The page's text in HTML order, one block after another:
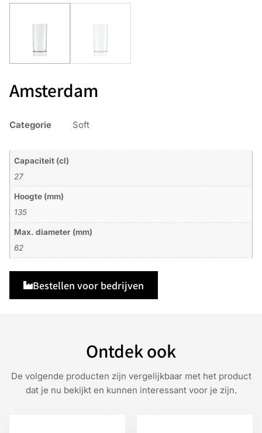
Amsterdam
Categorie Soft
Capaciteit (cl)
27
Hoogte (mm)
135
Max. diameter (mm)
62
Bestellen voor bedrijven
Ontdek ook
De volgende producten zijn vergelijkbaar met het product
dat je nu bekijkt en kunnen interessant voor je zijn.